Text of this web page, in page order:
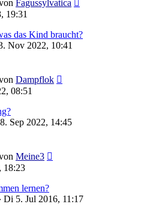
Fagussylvatica
19:31
das Kind braucht?
Nov 2022, 10:41
Dampflok
08:51
Sep 2022, 14:45
Meine3
18:23
lernen?
Di 5. Jul 2016, 11:17